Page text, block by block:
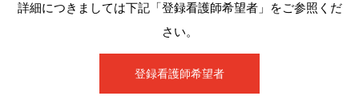
詳細につきましては下記「登録看護師希望者」をご参照くだ
さい。
登録看護師希望者